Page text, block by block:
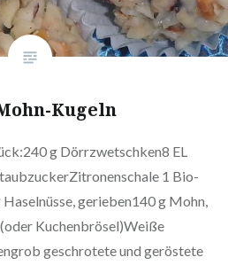
Kugeln
g Dörrzwetschken8 EL
1 Bio-
gerieben140 g Mohn,
Kuchenbrösel)Weiße
geschrotete und geröstete